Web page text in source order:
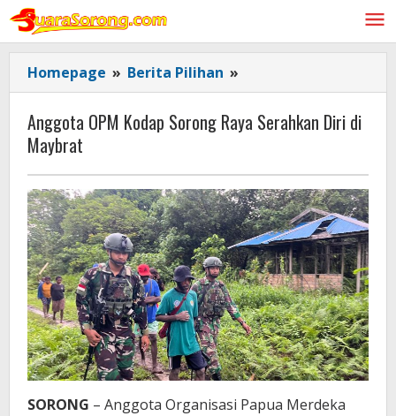
Lewati
konten
Homepage » Berita Pilihan »
OPM
Kodap
Sorong
Serahkan
Diri
di
Maybrat
Anggota OPM Kodap Sorong Raya Serahkan Diri di
Maybrat
SORONG – Anggota Organisasi Papua Merdeka